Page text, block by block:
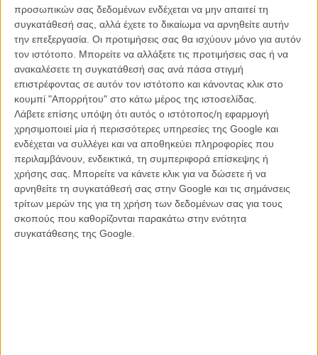
προσωπικών σας δεδομένων ενδέχεται να μην απαιτεί τη
συγκατάθεσή σας, αλλά έχετε το δικαίωμα να αρνηθείτε αυτήν
την επεξεργασία. Οι προτιμήσεις σας θα ισχύουν μόνο για αυτόν
τον ιστότοπο. Μπορείτε να αλλάξετε τις προτιμήσεις σας ή να
ανακαλέσετε τη συγκατάθεσή σας ανά πάσα στιγμή
επιστρέφοντας σε αυτόν τον ιστότοπο και κάνοντας κλικ στο
κουμπί "Απορρήτου" στο κάτω μέρος της ιστοσελίδας.
Λάβετε επίσης υπόψη ότι αυτός ο ιστότοπος/η εφαρμογή
χρησιμοποιεί μία ή περισσότερες υπηρεσίες της Google και
ενδέχεται να συλλέγει και να αποθηκεύει πληροφορίες που
περιλαμβάνουν, ενδεικτικά, τη συμπεριφορά επίσκεψης ή
χρήσης σας. Μπορείτε να κάνετε κλικ για να δώσετε ή να
αρνηθείτε τη συγκατάθεσή σας στην Google και τις σημάνσεις
τρίτων μερών της για τη χρήση των δεδομένων σας για τους
σκοπούς που καθορίζονται παρακάτω στην ενότητα
συγκατάθεσης της Google.
Dope του Ρικ Φαμουγίγια, Η.Π.Α. (Ταινία Λήξης)/ Με
παραγωγούς τον Φόρεστ Γουιτάκερ, τον Παφ Ντάντι και τον Φαρέλ
Γουίλιαμς, το «Dope» έκανε την πρεμιέρα του στο Φεστιβάλ του
Σάντανς για να αποθεωθεί από την κριτική και να μοσχοπουληθεί
για την έξοδο του στην Αμερική. Το «Dope» αφηγείται την ιστορία
του Μάλκολμ που ζει στην υποβαθμισμένη και κυριευμένη από τη
μαφία και τους εμπόρους ναρκωτικών γειτονιά του Ινγλγουντ στην
Καλιφόρνια. Το ονειρό του είναι να τον κάνουν δεκτό στο Χάρβαρντ,
αλλά μια πρόσκληση για ένα πάρτι θα τον οδηγήσουν μαζί με τους
φίλους του σε μια περιπέτεια που θα του αλλάξει για πάντα τη ζωή.